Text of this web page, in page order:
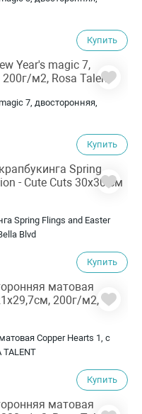
Купить
7, двосторонняя,
Купить
Spring Flings and Easter
Blvd
Купить
Copper Hearts 1, с
Купить